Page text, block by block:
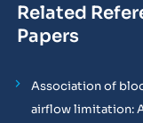
Related
Papers
Association of
airflow limitation: